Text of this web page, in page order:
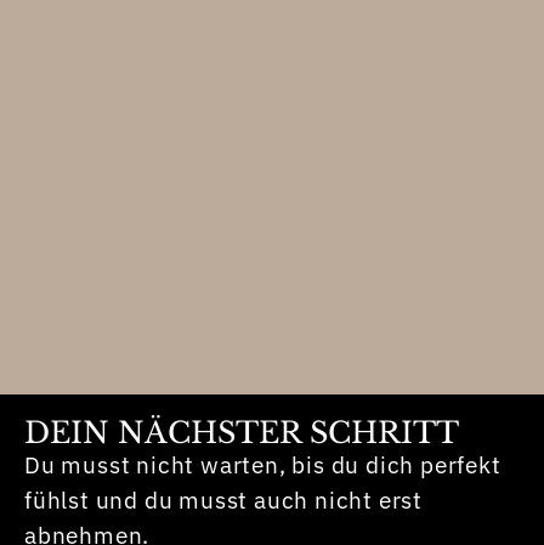
DEIN NÄCHSTER SCHRITT
Du musst nicht warten, bis du dich perfekt
fühlst und du musst auch nicht erst
abnehmen.